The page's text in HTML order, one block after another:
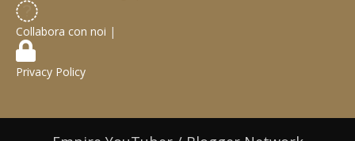
Collabora con noi |
Privacy Policy